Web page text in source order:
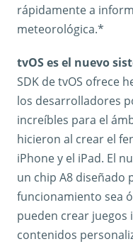
rápidamente a
meteorológica.*
tvOS es el nuevo
SDK de tvOS ofrece
los desarrolladores
increíbles para el
hicieron al crear el
iPhone y el iPad. El
un chip A8 diseñado
funcionamiento sea
pueden crear juegos
contenidos